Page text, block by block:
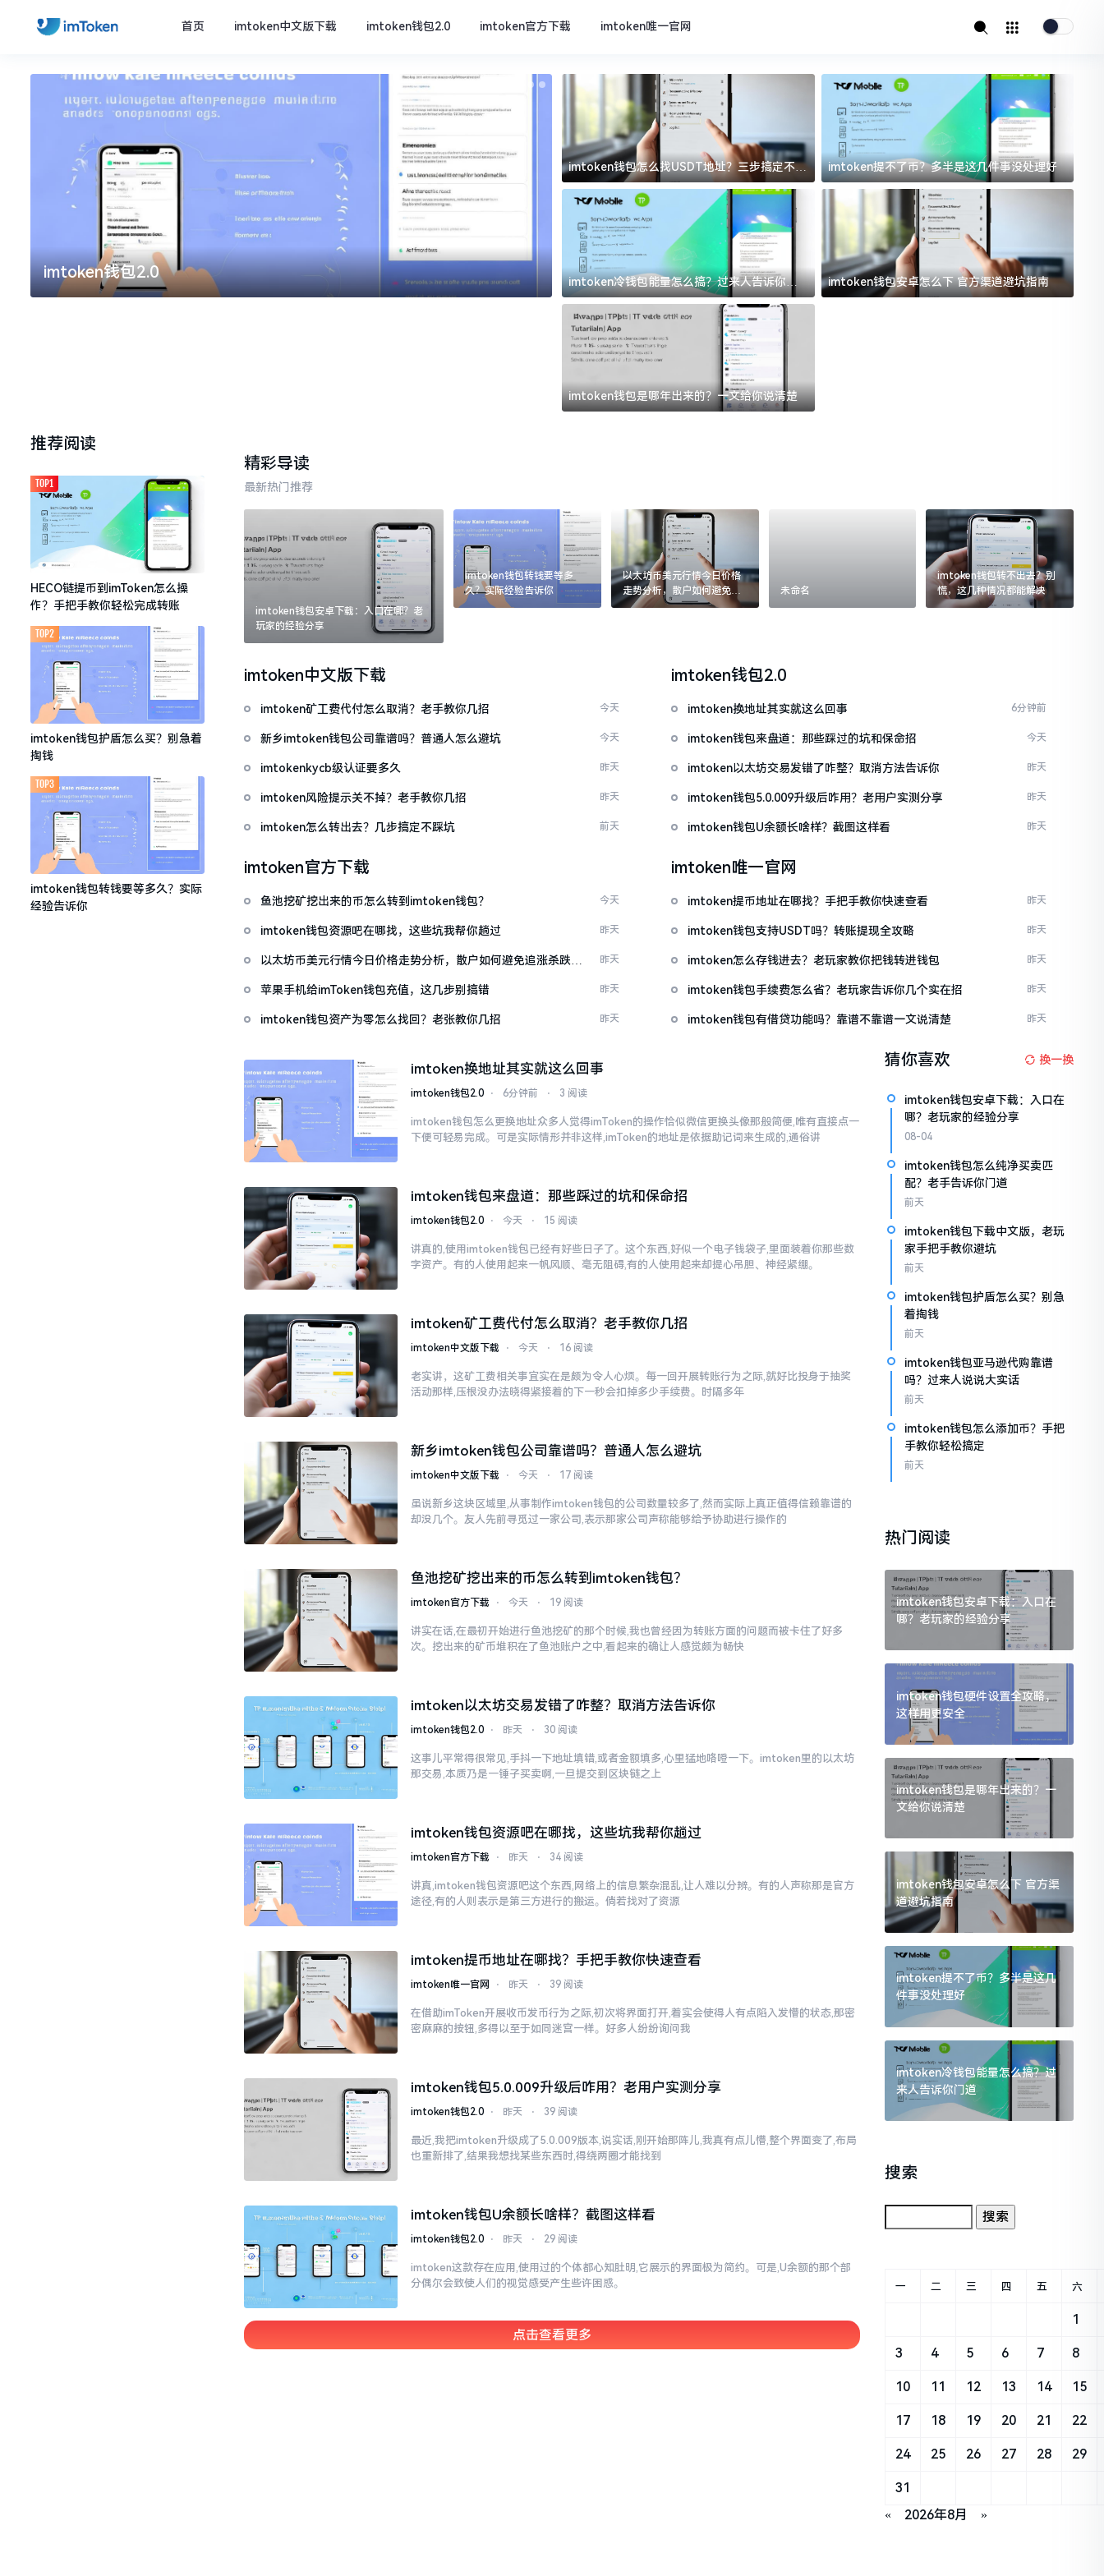
首页 imtoken中文版下载 imtoken钱包2.0 imtoken官方下载 imtoken唯一官网
imtoken钱包2.0 imtoken官方下载
imtoken钱包怎么找USDT地址？三步搞定不踩
坑
imtoken提不了币？多半是这几件事没处理好
imtoken冷钱包能量怎么搞？过来人告诉你门
道
imtoken钱包安卓怎么下 官方渠道避坑指南
imtoken钱包是哪年出来的？一文给你说清楚
推荐阅读
HECO链提币到imToken怎么操
作？手把手教你轻松完成转账
TOP1
imtoken钱包护盾怎么买？别急着
掏钱
TOP2
imtoken钱包转钱要等多久？实际
经验告诉你
TOP3
精彩导读
最新热门推荐
imtoken钱包安卓下载：入口在哪？老
玩家的经验分享
imtoken钱包转钱要等多
久？实际经验告诉你
以太坊币美元行情今日价格
走势分析，散户如何避免追
涨杀跌被套牢
未命名
imtoken钱包转不出去？别
慌，这几种情况都能解决
imtoken中文版下载
imtoken矿工费代付怎么取消？老手教你几招 今天
新乡imtoken钱包公司靠谱吗？普通人怎么避坑 今天
imtokenkycb级认证要多久 昨天
imtoken风险提示关不掉？老手教你几招 昨天
imtoken怎么转出去？几步搞定不踩坑 前天
imtoken钱包2.0
imtoken换地址其实就这么回事 6分钟前
imtoken钱包来盘道：那些踩过的坑和保命招 今天
imtoken以太坊交易发错了咋整？取消方法告诉你 昨天
imtoken钱包5.0.009升级后咋用？老用户实测分享 昨天
imtoken钱包U余额长啥样？截图这样看 昨天
imtoken官方下载
鱼池挖矿挖出来的币怎么转到imtoken钱包？ 今天
imtoken钱包资源吧在哪找，这些坑我帮你趟过 昨天
以太坊币美元行情今日价格走势分析，散户如何避免追涨杀跌被
昨天
苹果手机给imToken钱包充值，这几步别搞错 昨天
imtoken钱包资产为零怎么找回？老张教你几招 昨天
imtoken唯一官网
imtoken提币地址在哪找？手把手教你快速查看 昨天
imtoken钱包支持USDT吗？转账提现全攻略 昨天
imtoken怎么存钱进去？老玩家教你把钱转进钱包 昨天
imtoken钱包手续费怎么省？老玩家告诉你几个实在招 昨天
imtoken钱包有借贷功能吗？靠谱不靠谱一文说清楚 昨天
imtoken换地址其实就这么回事
imtoken钱包2.0 ⋅ 6分钟前 ⋅ 3 阅读
imtoken钱包怎么更换地址众多人觉得imToken的操作恰似微信更换头像那般简便,唯有直接点一
下便可轻易完成。可是实际情形并非这样,imToken的地址是依据助记词来生成的,通俗讲
imtoken钱包来盘道：那些踩过的坑和保命招
imtoken钱包2.0 ⋅ 今天 ⋅ 15 阅读
讲真的,使用imtoken钱包已经有好些日子了。这个东西,好似一个电子钱袋子,里面装着你那些数
字资产。有的人使用起来一帆风顺、毫无阻碍,有的人使用起来却提心吊胆、神经紧绷。
imtoken矿工费代付怎么取消？老手教你几招
imtoken中文版下载 ⋅ 今天 ⋅ 16 阅读
老实讲，这矿工费相关事宜实在是颇为令人心烦。每一回开展转账行为之际,就好比投身于抽奖
活动那样,压根没办法晓得紧接着的下一秒会扣掉多少手续费。时隔多年
新乡imtoken钱包公司靠谱吗？普通人怎么避坑
imtoken中文版下载 ⋅ 今天 ⋅ 17 阅读
虽说新乡这块区域里,从事制作imtoken钱包的公司数量较多了,然而实际上真正值得信赖靠谱的
却没几个。友人先前寻觅过一家公司,表示那家公司声称能够给予协助进行操作的
鱼池挖矿挖出来的币怎么转到imtoken钱包？
imtoken官方下载 ⋅ 今天 ⋅ 19 阅读
讲实在话,在最初开始进行鱼池挖矿的那个时候,我也曾经因为转账方面的问题而被卡住了好多
次。挖出来的矿币堆积在了鱼池账户之中,看起来的确让人感觉颇为畅快
imtoken以太坊交易发错了咋整？取消方法告诉你
imtoken钱包2.0 ⋅ 昨天 ⋅ 30 阅读
这事儿平常得很常见,手抖一下地址填错,或者金额填多,心里猛地咯噔一下。imtoken里的以太坊
那交易,本质乃是一锤子买卖啊,一旦提交到区块链之上
imtoken钱包资源吧在哪找，这些坑我帮你趟过
imtoken官方下载 ⋅ 昨天 ⋅ 34 阅读
讲真,imtoken钱包资源吧这个东西,网络上的信息繁杂混乱,让人难以分辨。有的人声称那是官方
途径,有的人则表示是第三方进行的搬运。倘若找对了资源
imtoken提币地址在哪找？手把手教你快速查看
imtoken唯一官网 ⋅ 昨天 ⋅ 39 阅读
在借助imToken开展收币发币行为之际,初次将界面打开,着实会使得人有点陷入发懵的状态,那密
密麻麻的按钮,多得以至于如同迷宫一样。好多人纷纷询问我
imtoken钱包5.0.009升级后咋用？老用户实测分享
imtoken钱包2.0 ⋅ 昨天 ⋅ 39 阅读
最近,我把imtoken升级成了5.0.009版本,说实话,刚开始那阵儿,我真有点儿懵,整个界面变了,布局
也重新排了,结果我想找某些东西时,得绕两圈才能找到
imtoken钱包U余额长啥样？截图这样看
imtoken钱包2.0 ⋅ 昨天 ⋅ 29 阅读
imtoken这款存在应用,使用过的个体都心知肚明,它展示的界面极为简约。可是,U余额的那个部
分偶尔会致使人们的视觉感受产生些许困惑。
点击查看更多
猜你喜欢 换一换
imtoken钱包安卓下载：入口在
哪？老玩家的经验分享
08-04
imtoken钱包怎么纯净买卖匹
配？老手告诉你门道
前天
imtoken钱包下载中文版，老玩
家手把手教你避坑
前天
imtoken钱包护盾怎么买？别急
着掏钱
前天
imtoken钱包亚马逊代购靠谱
吗？过来人说说大实话
前天
imtoken钱包怎么添加币？手把
手教你轻松搞定
前天
热门阅读
imtoken钱包安卓下载：入口在
哪？老玩家的经验分享
imtoken钱包硬件设置全攻略，
这样用更安全
imtoken钱包是哪年出来的？一
文给你说清楚
imtoken钱包安卓怎么下 官方渠
道避坑指南
imtoken提不了币？多半是这几
件事没处理好
imtoken冷钱包能量怎么搞？过
来人告诉你门道
搜索
« 2026年8月 »
一 二 三 四 五 六
1
3 4 5 6 7 8
10 11 12 13 14 15
17 18 19 20 21 22
24 25 26 27 28 29
31